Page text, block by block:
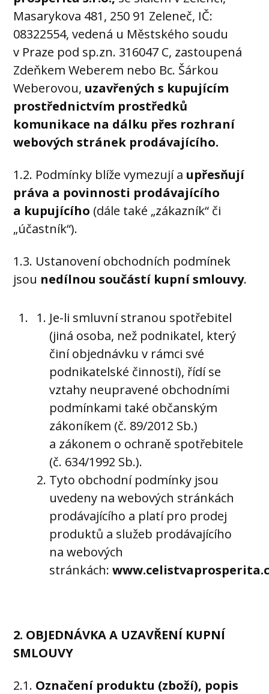
Masarykova 481, 250 91 Zeleneč, IČ:
08322554, vedená u Městského soudu
v Praze pod sp.zn. 316047 C, zastoupená
Zdeňkem Weberem nebo Bc. Šárkou
Weberovou, uzavřených s kupujícím
prostřednictvím prostředků
komunikace na dálku přes rozhraní
webových stránek prodávajícího.
1.2. Podmínky blíže vymezují a upřesňují
práva a povinnosti prodávajícího
a kupujícího (dále také „zákazník“ či
„účastník“).
1.3. Ustanovení obchodních podmínek
jsou nedílnou součástí kupní smlouvy.
Je-li smluvní stranou spotřebitel
(jiná osoba, než podnikatel, který
činí objednávku v rámci své
podnikatelské činnosti), řídí se
vztahy neupravené obchodními
podmínkami také občanským
zákoníkem (č. 89/2012 Sb.)
a zákonem o ochraně spotřebitele
(č. 634/1992 Sb.).
Tyto obchodní podmínky jsou
uvedeny na webových stránkách
prodávajícího a platí pro prodej
produktů a služeb prodávajícího
na webových
stránkách:
2. OBJEDNÁVKA A UZAVŘENÍ KUPNÍ
SMLOUVY
2.1. Označení produktu (zboží), popis